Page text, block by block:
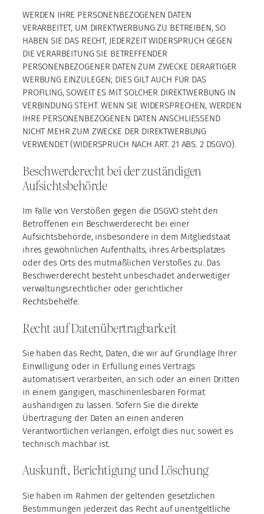
WERDEN IHRE PERSONENBEZOGENEN DATEN
VERARBEITET, UM DIREKTWERBUNG ZU BETREIBEN, SO
HABEN SIE DAS RECHT, JEDERZEIT WIDERSPRUCH GEGEN
DIE VERARBEITUNG SIE BETREFFENDER
PERSONENBEZOGENER DATEN ZUM ZWECKE DERARTIGER
WERBUNG EINZULEGEN; DIES GILT AUCH FÜR DAS
PROFILING, SOWEIT ES MIT SOLCHER DIREKTWERBUNG IN
VERBINDUNG STEHT. WENN SIE WIDERSPRECHEN, WERDEN
IHRE PERSONENBEZOGENEN DATEN ANSCHLIESSEND
NICHT MEHR ZUM ZWECKE DER DIREKTWERBUNG
VERWENDET (WIDERSPRUCH NACH ART. 21 ABS. 2 DSGVO).
Beschwerde­recht bei der zuständigen
Aufsichts­behörde
Im Falle von Verstößen gegen die DSGVO steht den
Betroffenen ein Beschwerderecht bei einer
Aufsichtsbehörde, insbesondere in dem Mitgliedstaat
ihres gewöhnlichen Aufenthalts, ihres Arbeitsplatzes
oder des Orts des mutmaßlichen Verstoßes zu. Das
Beschwerderecht besteht unbeschadet anderweitiger
verwaltungsrechtlicher oder gerichtlicher
Rechtsbehelfe.
Recht auf Daten­übertrag­barkeit
Sie haben das Recht, Daten, die wir auf Grundlage Ihrer
Einwilligung oder in Erfüllung eines Vertrags
automatisiert verarbeiten, an sich oder an einen Dritten
in einem gängigen, maschinenlesbaren Format
aushändigen zu lassen. Sofern Sie die direkte
Übertragung der Daten an einen anderen
Verantwortlichen verlangen, erfolgt dies nur, soweit es
technisch machbar ist.
Auskunft, Berichtigung und Löschung
Sie haben im Rahmen der geltenden gesetzlichen
Bestimmungen jederzeit das Recht auf unentgeltliche